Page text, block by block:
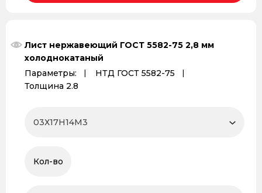
Лист нержавеющий ГОСТ 5582-75 2,8 мм
холоднокатаный
Параметры:
НТД ГОСТ 5582-75
Толщина 2.8